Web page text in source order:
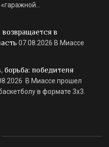
«гаражной…
в
07.08.2026 В Миассе
борьба: победителя
В Миассе прошел
в формате 3х3.